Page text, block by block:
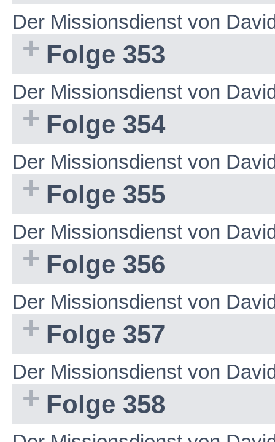
Der Missionsdienst von
Folge 353
Der Missionsdienst von
Folge 354
Der Missionsdienst von
Folge 355
Der Missionsdienst von
Folge 356
Der Missionsdienst von
Folge 357
Der Missionsdienst von
Folge 358